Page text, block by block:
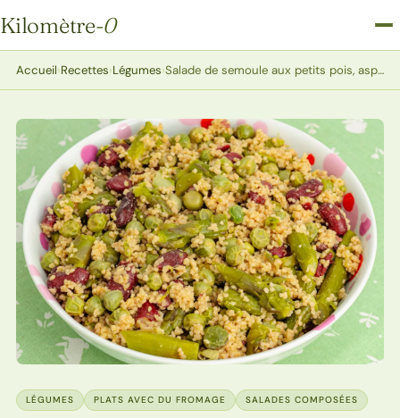
Kilomètre-0
Kilomètre-0
Accueil›Recettes›Légumes› Salade de semoule aux petits pois, asperges et haricots rouges
LÉGUMES PLATS AVEC DU FROMAGE SALADES COMPOSÉES